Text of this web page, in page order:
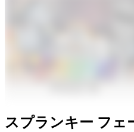
スプランキー フェ